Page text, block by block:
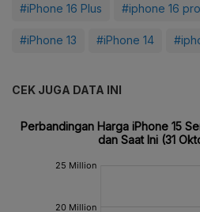
#iPhone 16 Plus #iphone 16
#iPhone 13 #iPhone 14
CEK JUGA DATA INI